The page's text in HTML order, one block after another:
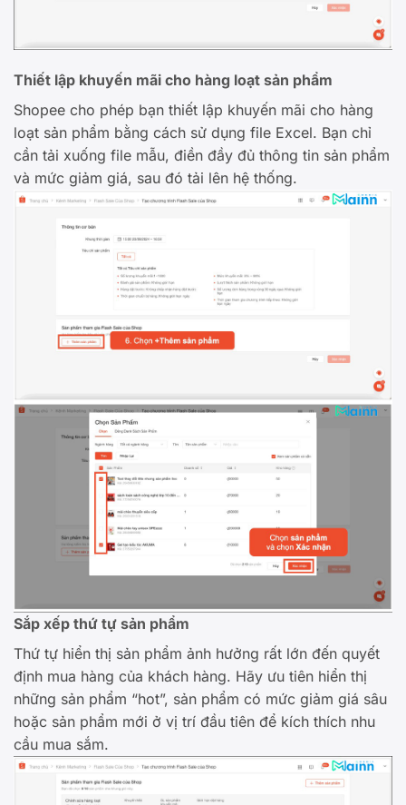
Thiết lập khuyến mãi cho hàng loạt sản phẩm
Shopee cho phép bạn thiết lập khuyến mãi cho hàng
loạt sản phẩm bằng cách sử dụng file Excel. Bạn chỉ
cần tải xuống file mẫu, điền đầy đủ thông tin sản phẩm
và mức giảm giá, sau đó tải lên hệ thống.
Sắp xếp thứ tự sản phẩm
Thứ tự hiển thị sản phẩm ảnh hưởng rất lớn đến quyết
định mua hàng của khách hàng. Hãy ưu tiên hiển thị
những sản phẩm “hot”, sản phẩm có mức giảm giá sâu
hoặc sản phẩm mới ở vị trí đầu tiên để kích thích nhu
cầu mua sắm.